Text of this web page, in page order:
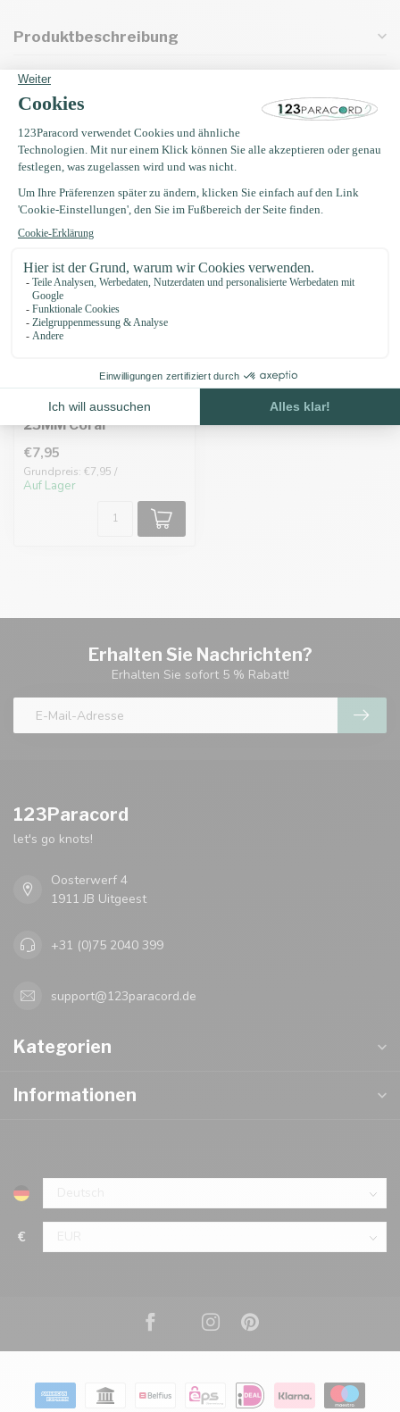
Produktbeschreibung
Eigenschaften
Zuletzt angesehen
Biothane adapter
25MM Coral
€7,95
Grundpreis: €7,95 /
Auf Lager
Erhalten Sie Nachrichten?
Erhalten Sie sofort 5 % Rabatt!
123Paracord
let's go knots!
Oosterwerf 4
1911 JB Uitgeest
+31 (0)75 2040 399
support@123paracord.de
Kategorien
Informationen
€